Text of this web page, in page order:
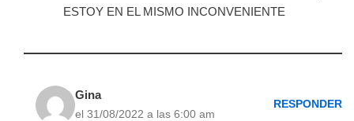
ESTOY EN EL MISMO INCONVENIENTE
Gina
el 31/08/2022 a las 6:00 am
RESPONDER